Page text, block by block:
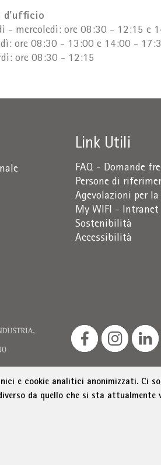
d'ufficio
- mercoledì: ore 08:30 - 12:15 e
ore 08:30 - 13:00 e 14:00 -
ore 08:30 - 12:15
Link Utili
FAQ - Domande
Persone di
Agevolazioni per
My WIFI - Intranet
Sostenibilità
Accessibilità
promozione dello sviluppo
e cookie analitici anonimizzati. Ci
da quello che si sta attualmente